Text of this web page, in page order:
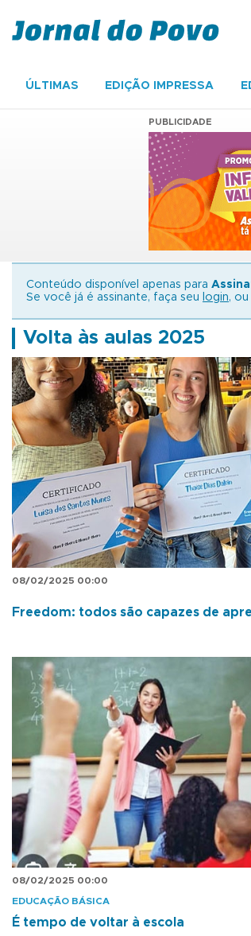
ÚLTIMAS EDIÇÃO IMPRESSA
PUBLICIDADE
Conteúdo disponível apenas para
Se você já é assinante, faça seu
login, ou
Volta às aulas 2025
08/02/2025 00:00
Freedom: todos são capazes de
08/02/2025 00:00
EDUCAÇÃO BÁSICA
É tempo de voltar à escola